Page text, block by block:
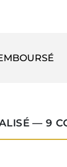
— 9